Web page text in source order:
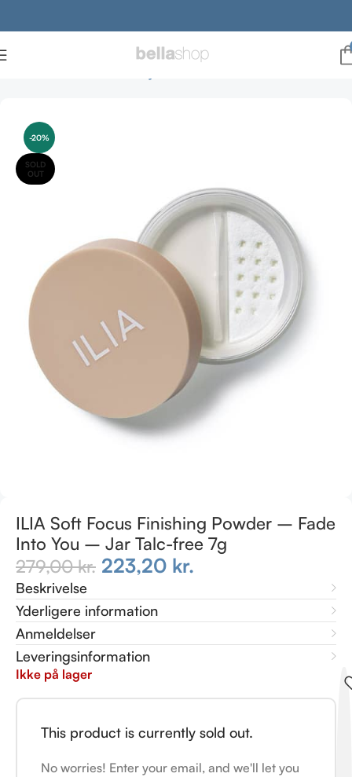
-20%
SOLD
OUT
ILIA Soft Focus Finishing Powder – Fade
Into You – Jar Talc-free 7g
279,00kr. 223,20 kr.
Beskrivelse
Yderligere information
Anmeldelser
Leveringsinformation
Ikke på lager
This product is currently sold out.
No worries! Enter your email, and we'll let you